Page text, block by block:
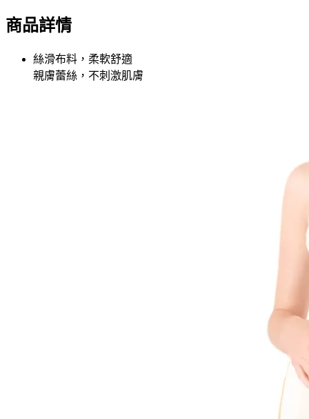
商品詳情
絲滑布料，柔軟舒適
親膚蕾絲，不刺激肌膚